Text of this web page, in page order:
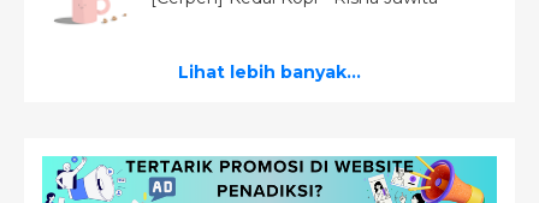
Lihat lebih banyak...